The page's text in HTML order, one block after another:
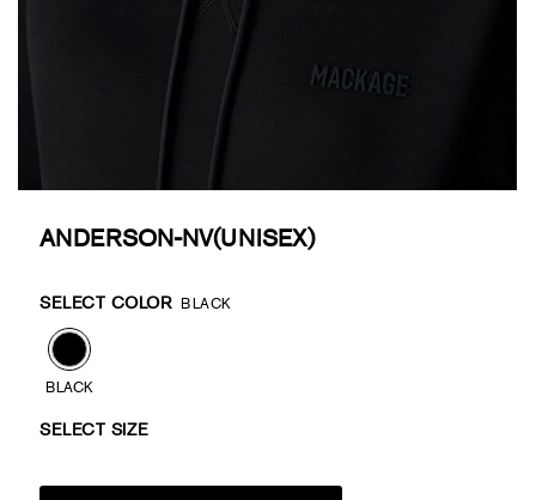
ANDERSON-NV(UNISEX)
Variations
SELECT COLOR BLACK
BLACK
SELECT SIZE